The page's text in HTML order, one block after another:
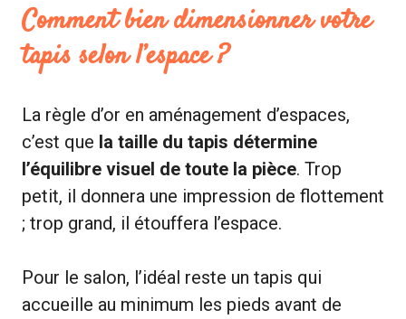
Comment bien dimensionner votre
tapis selon l’espace ?
La règle d’or en aménagement d’espaces,
c’est que la taille du tapis détermine
l’équilibre visuel de toute la pièce. Trop
petit, il donnera une impression de flottement
; trop grand, il étouffera l’espace.
Pour le salon, l’idéal reste un tapis qui
accueille au minimum les pieds avant de